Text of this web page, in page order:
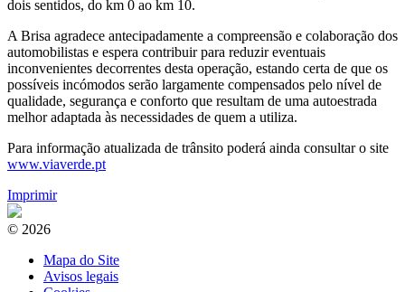
dois sentidos, do km 0 ao km 10.
A Brisa agradece antecipadamente a compreensão e colaboração dos
automobilistas e espera contribuir para reduzir eventuais
inconvenientes decorrentes desta operação, estando certa de que os
possíveis incómodos serão largamente compensados pelo nível de
qualidade, segurança e conforto que resultam de uma autoestrada
melhor adaptada às necessidades de quem a utiliza.
Para informação atualizada de trânsito poderá ainda consultar o site
www.viaverde.pt
Imprimir
© 2026
Mapa do Site
Avisos legais